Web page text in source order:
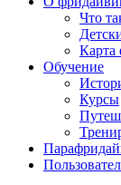
Что
Карта
Обучение
Курсы